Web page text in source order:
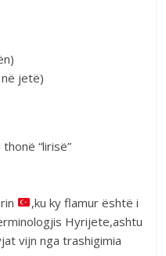
jetë)
“lirisë”
,ku ky flamur është i
Hyrijete,ashtu
vijn nga trashigimia